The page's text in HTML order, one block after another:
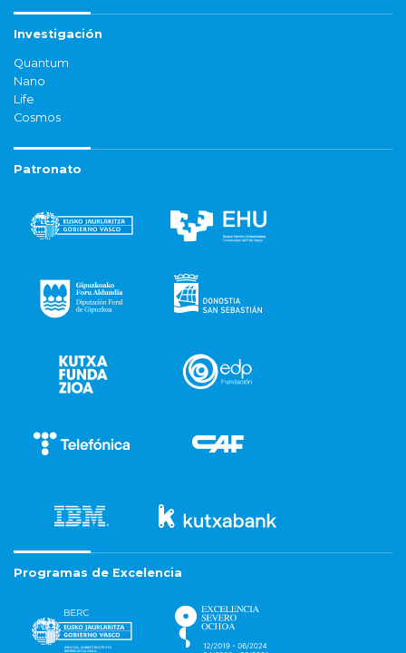
Investigación
Quantum
Nano
Life
Cosmos
Patronato
Programas de Excelencia